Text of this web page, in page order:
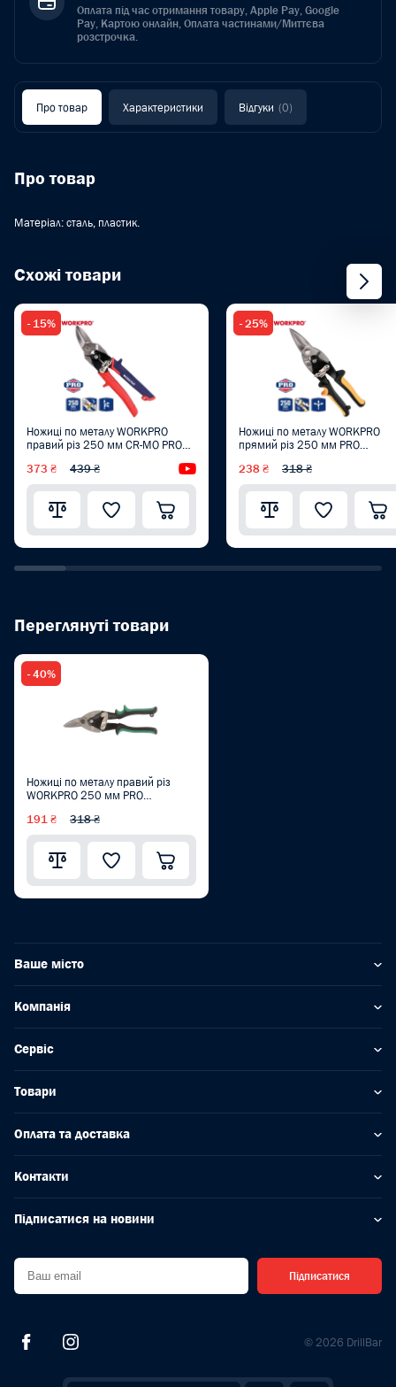
Оплата під час отримання товару, Apple Pay, Google
Pay, Картою онлайн, Оплата частинами/Миттєва
розстрочка.
Про товар Характеристики Відгуки (0)
Про товар
Матеріал: сталь, пластик.
Схожі товари
- 15%
Ножиці по металу WORKPRO
правий різ 250 мм CR-MO PRO
373 ₴ 439 ₴ Відеоогляд
- 25%
Ножиці по металу WORKPRO
прямий різ 250 мм PRO
238 ₴ 318 ₴
Переглянуті товари
- 40%
Ножиці по металу правий різ
WORKPRO 250 мм PRO
191 ₴ 318 ₴
Ваше місто
Компанія
Сервіс
Товари
Оплата та доставка
Контакти
Підписатися на новини
Підписатися
© 2026 DrillBar